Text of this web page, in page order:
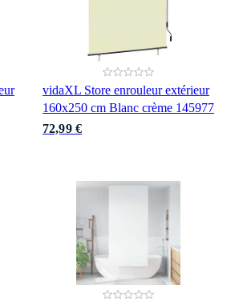
vidaXL Store enrouleur extérieur
160x250 cm Blanc crème 145977
72,99 €